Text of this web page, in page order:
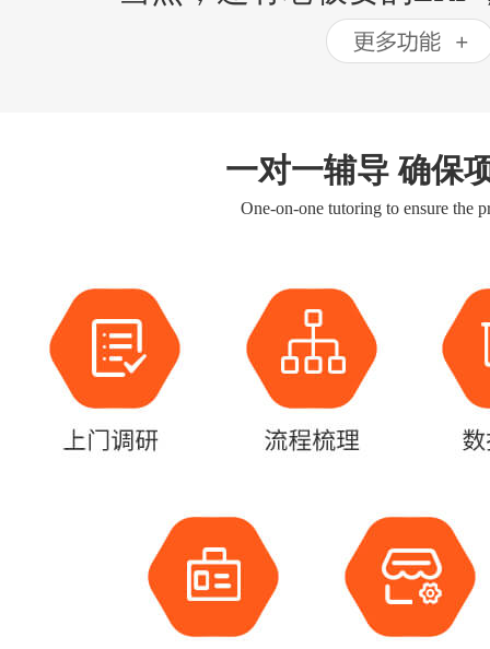
一对一辅导 确保
One-on-one tutoring to ensure the